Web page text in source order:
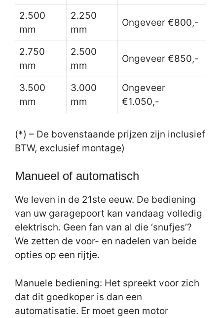
2.500
mm
2.250
mm
Ongeveer €800,-
2.750
mm
2.500
mm
Ongeveer €850,-
3.500
mm
3.000
mm
Ongeveer
€1.050,-
(*) – De bovenstaande prijzen zijn inclusief
BTW, exclusief montage)
Manueel of automatisch
We leven in de 21ste eeuw. De bediening
van uw garagepoort kan vandaag volledig
elektrisch. Geen fan van al die ‘snufjes’?
We zetten de voor- en nadelen van beide
opties op een rijtje.
Manuele bediening: Het spreekt voor zich
dat dit goedkoper is dan een
automatisatie. Er moet geen motor